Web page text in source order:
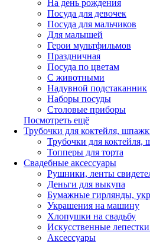
На день рождения
Посуда для девочек
Посуда для мальчиков
Для малышей
Герои мультфильмов
Праздничная
Посуда по цветам
С животными
Надувной подстаканник
Наборы посуды
Столовые приборы
Посмотреть ещё
Трубочки для коктейля,
Трубочки для коктейля,
Топперы для торта
Свадебные аксессуары
Рушники, ленты
Деньги для выкупа
Бумажные гирлянды,
Украшения на машину
Хлопушки на свадьбу
Искусственные
Аксессуары